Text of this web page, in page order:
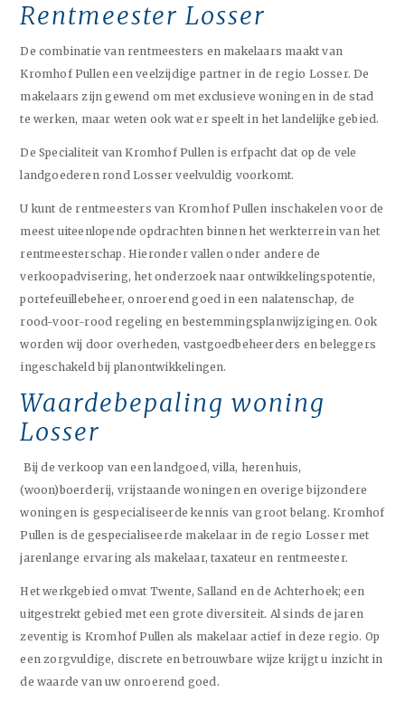
Rentmeester Losser
De combinatie van rentmeesters en makelaars maakt van
Kromhof Pullen een veelzijdige partner in de regio Losser. De
makelaars zijn gewend om met exclusieve woningen in de stad
te werken, maar weten ook wat er speelt in het landelijke gebied.
De Specialiteit van Kromhof Pullen is erfpacht dat op de vele
landgoederen rond Losser veelvuldig voorkomt.
U kunt de rentmeesters van Kromhof Pullen inschakelen voor de
meest uiteenlopende opdrachten binnen het werkterrein van het
rentmeesterschap. Hieronder vallen onder andere de
verkoopadvisering, het onderzoek naar ontwikkelingspotentie,
portefeuillebeheer, onroerend goed in een nalatenschap, de
rood-voor-rood regeling en bestemmingsplanwijzigingen. Ook
worden wij door overheden, vastgoedbeheerders en beleggers
ingeschakeld bij planontwikkelingen.
Waardebepaling woning
Losser
Bij de verkoop van een landgoed, villa, herenhuis,
(woon)boerderij, vrijstaande woningen en overige bijzondere
woningen is gespecialiseerde kennis van groot belang. Kromhof
Pullen is de gespecialiseerde makelaar in de regio Losser met
jarenlange ervaring als makelaar, taxateur en rentmeester.
Het werkgebied omvat Twente, Salland en de Achterhoek; een
uitgestrekt gebied met een grote diversiteit. Al sinds de jaren
zeventig is Kromhof Pullen als makelaar actief in deze regio. Op
een zorgvuldige, discrete en betrouwbare wijze krijgt u inzicht in
de waarde van uw onroerend goed.